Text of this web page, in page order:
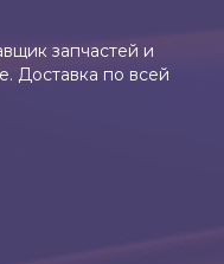
запчастей и
Доставка по всей